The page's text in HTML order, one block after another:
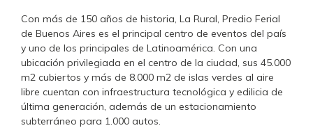
Con más de 150 años de historia, La Rural, Predio Ferial
de Buenos Aires es el principal centro de eventos del país
y uno de los principales de Latinoamérica. Con una
ubicación privilegiada en el centro de la ciudad, sus 45.000
m2 cubiertos y más de 8.000 m2 de islas verdes al aire
libre cuentan con infraestructura tecnológica y edilicia de
última generación, además de un estacionamiento
subterráneo para 1.000 autos.